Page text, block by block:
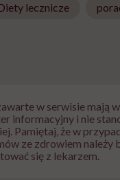
lecznicze
w serwisie mają
informacyjny i nie
Pamiętaj, że w
ze zdrowiem należy
się z lekarzem.